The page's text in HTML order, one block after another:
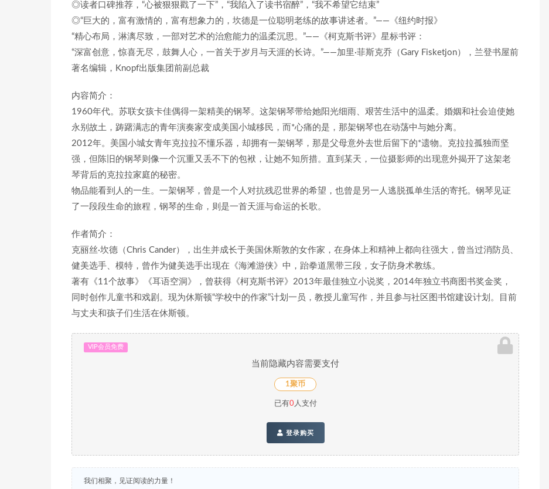
◎读者口碑推荐，“心被狠狠戳了一下”，“我陷入了读书宿醉”，“我不希望它结束”
◎“巨大的，富有激情的，富有想象力的，坎德是一位聪明老练的故事讲述者。”——《纽约时报》
“精心布局，淋漓尽致，一部对艺术的治愈能力的温柔沉思。”——《柯克斯书评》星标书评：
“深富创意，惊喜无尽，鼓舞人心，一首关于岁月与天涯的长诗。”——加里·菲斯克乔（Gary Fisketjon），兰登书屋前
著名编辑，Knopf出版集团前副总裁
内容简介：
1960年代。苏联女孩卡佳偶得一架精美的钢琴。这架钢琴带给她阳光细雨、艰苦生活中的温柔。婚姻和社会迫使她
永别故土，踌躇满志的青年演奏家变成美国小城移民，而*心痛的是，那架钢琴也在动荡中与她分离。
2012年。美国小城女青年克拉拉不懂乐器，却拥有一架钢琴，那是父母意外去世后留下的*遗物。克拉拉孤独而坚
强，但陈旧的钢琴则像一个沉重又丢不下的包袱，让她不知所措。直到某天，一位摄影师的出现意外揭开了这架老
琴背后的克拉拉家庭的秘密。
物品能看到人的一生。一架钢琴，曾是一个人对抗残忍世界的希望，也曾是另一人逃脱孤单生活的寄托。钢琴见证
了一段段生命的旅程，钢琴的生命，则是一首天涯与命运的长歌。
作者简介：
克丽丝·坎德（Chris Cander），出生并成长于美国休斯敦的女作家，在身体上和精神上都向往强大，曾当过消防员、
健美选手、模特，曾作为健美选手出现在《海滩游侠》中，跆拳道黑带三段，女子防身术教练。
著有《11个故事》《耳语空洞》，曾获得《柯克斯书评》2013年最佳独立小说奖，2014年独立书商图书奖金奖，
同时创作儿童书和戏剧。现为休斯顿“学校中的作家”计划一员，教授儿童写作，并且参与社区图书馆建设计划。目前
与丈夫和孩子们生活在休斯顿。
VIP会员免费
当前隐藏内容需要支付
1聚币
已有0人支付
登录购买
我们相聚，见证阅读的力量！